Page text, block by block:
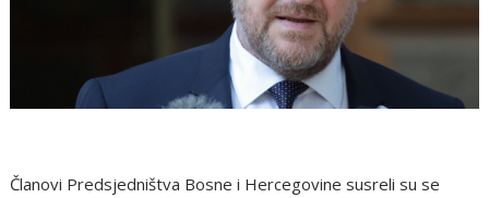
Članovi Predsjedništva Bosne i Hercegovine susreli su se